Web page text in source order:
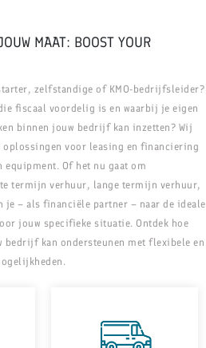
MAAT: BOOST YOUR
zelfstandige of KMO-bedrijfsleider?
fiscaal voordelig is en waarbij je eigen
binnen jouw bedrijf kan inzetten? Wij
oplossingen voor leasing en financiering
Of het nu gaat om
termijn verhuur, lange termijn verhuur,
– als financiële partner – naar de ideale
jouw specifieke situatie. Ontdek hoe
bedrijf kan ondersteunen met flexibele en